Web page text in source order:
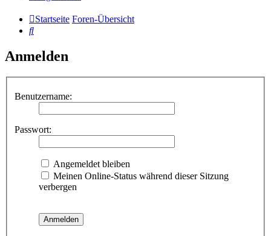
Startseite Foren-Übersicht
Suche
Anmelden
Benutzername:
Passwort:
Angemeldet bleiben
Meinen Online-Status während dieser Sitzung
verbergen